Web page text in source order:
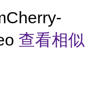
查看相似